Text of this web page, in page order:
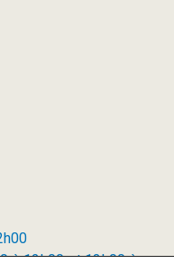
à 12h00 et 13h00 à